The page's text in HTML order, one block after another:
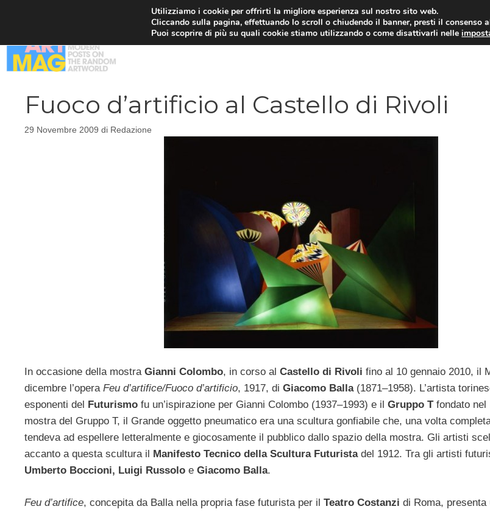
Fuoco d’artificio al Castello di Rivoli
29 Novembre 2009 di Redazione
In occasione della mostra Gianni Colombo, in corso al Castello di Rivoli fino al 10 gennaio 2010, il
dicembre l’opera Feu d’artifice/Fuoco d’artificio, 1917, di Giacomo Balla(1871–1958). L’artista
esponenti del
Futurismo fu un’ispirazione per Gianni Colombo (1937–1993) e il Gruppo T fondato nel
mostra del Gruppo T, il Grande oggetto pneumatico era una scultura gonfiabile che, una volta
tendeva ad espellere letteralmente e giocosamente il pubblico dallo spazio della mostra. Gli artisti
accanto a questa scultura il
Manifesto Tecnico della Scultura Futuristadel 1912. Tra gli artisti
Umberto Boccioni, Luigi Russolo e Giacomo Balla.
Feu d’artifice, concepita da Balla nella propria fase futurista per il Teatro Costanzi di Roma, presenta
Utilizziamo i cookie per offrirti la migliore esperienza sul nostro sito web.
Cliccando sulla pagina, effettuando lo scroll o chiudendo il banner, presti il consenso
Puoi scoprire di più su quali cookie stiamo utilizzando o come disattivarli nelle